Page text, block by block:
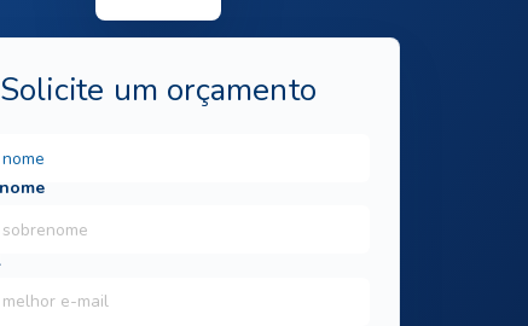
Solicite um orçamento